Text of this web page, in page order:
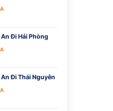
Đi Hải Phòng
Đi Thái Nguyên